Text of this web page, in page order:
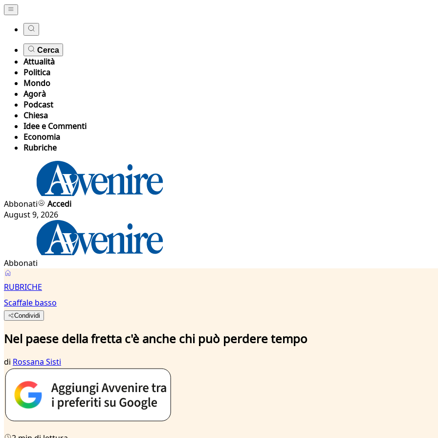
Cerca
Attualità
Politica
Mondo
Agorà
Podcast
Chiesa
Idee e Commenti
Economia
Rubriche
Abbonati
Accedi
August 9, 2026
Abbonati
RUBRICHE
Scaffale basso
Condividi
Nel paese della fretta c'è anche chi può perdere tempo
di Rossana Sisti